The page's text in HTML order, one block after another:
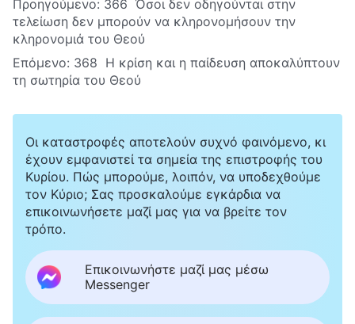
Προηγούμενο: 366 Όσοι δεν οδηγούνται στην
τελείωση δεν μπορούν να κληρονομήσουν την
κληρονομιά του Θεού
Επόμενο: 368 Η κρίση και η παίδευση αποκαλύπτουν
τη σωτηρία του Θεού
Οι καταστροφές αποτελούν συχνό φαινόμενο, κι
έχουν εμφανιστεί τα σημεία της επιστροφής του
Κυρίου. Πώς μπορούμε, λοιπόν, να υποδεχθούμε
τον Κύριο; Σας προσκαλούμε εγκάρδια να
επικοινωνήσετε μαζί μας για να βρείτε τον
τρόπο.
Επικοινωνήστε μαζί μας μέσω
Messenger